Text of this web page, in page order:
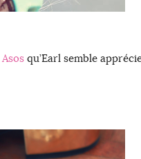
Asosqu’Earl semble